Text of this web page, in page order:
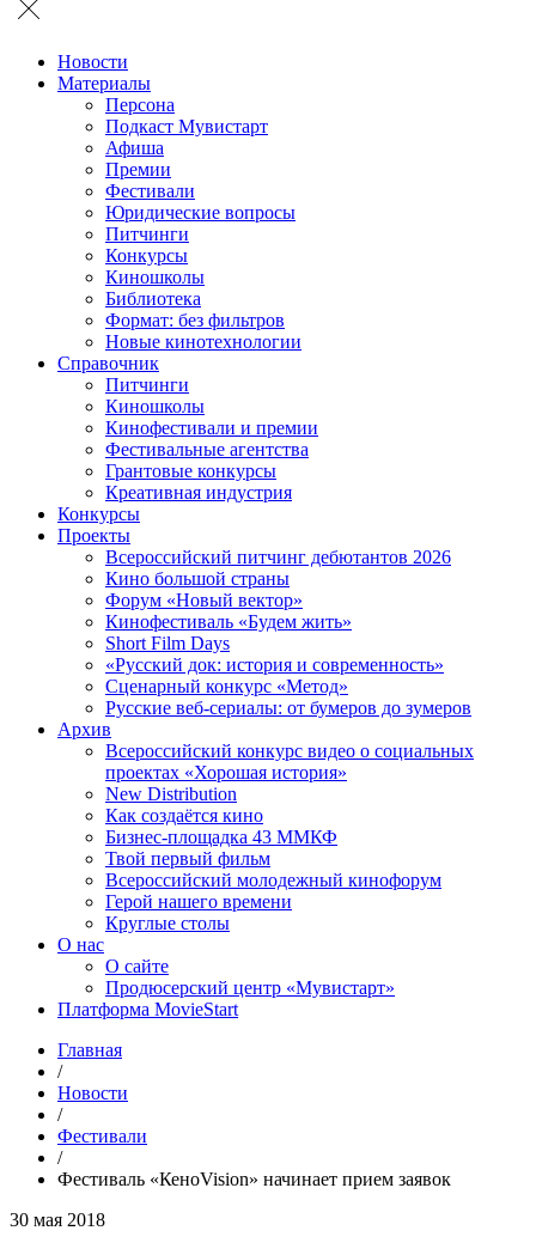
Новости
Материалы
Персона
Подкаст Мувистарт
Афиша
Премии
Фестивали
Юридические вопросы
Питчинги
Конкурсы
Киношколы
Библиотека
Формат: без фильтров
Новые кинотехнологии
Справочник
Питчинги
Киношколы
Кинофестивали и премии
Фестивальные агентства
Грантовые конкурсы
Креативная индустрия
Конкурсы
Проекты
Всероссийский питчинг дебютантов 2026
Кино большой страны
Форум «Новый вектор»
Кинофестиваль «Будем жить»
Short Film Days
«Русский док: история и современность»
Сценарный конкурс «Метод»
Русские веб-сериалы: от бумеров до зумеров
Архив
Всероссийский конкурс видео о социальных
проектах «Хорошая история»
New Distribution
Как создаётся кино
Бизнес-площадка 43 ММКФ
Твой первый фильм
Всероссийский молодежный кинофорум
Герой нашего времени
Круглые столы
О нас
О сайте
Продюсерский центр «Мувистарт»
Платформа MovieStart
Главная
/
Новости
/
Фестивали
/
Фестиваль «КеноVision» начинает прием заявок
30 мая 2018